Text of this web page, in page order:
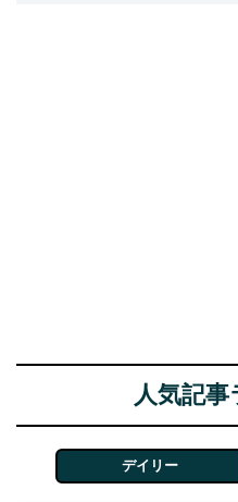
人気記
デイリー